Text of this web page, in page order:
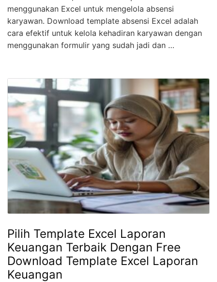
menggunakan Excel untuk mengelola absensi
karyawan. Download template absensi Excel adalah
cara efektif untuk kelola kehadiran karyawan dengan
menggunakan formulir yang sudah jadi dan …
Pilih Template Excel Laporan
Keuangan Terbaik Dengan Free
Download Template Excel Laporan
Keuangan